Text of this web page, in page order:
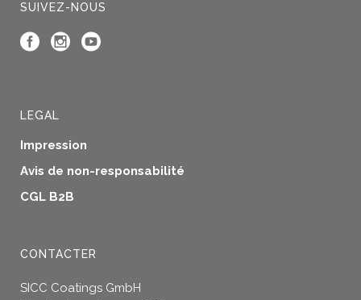
SUIVEZ-NOUS
LEGAL
Impression
Avis de non-responsabilité
CGL B2B
CONTACTER
SICC Coatings GmbH